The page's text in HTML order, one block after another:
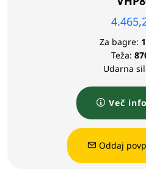
Za bagre:
Teža:
Udarna
Več
Oddaj